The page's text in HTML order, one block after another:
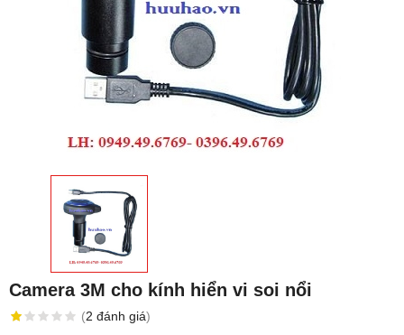
Camera 3M cho kính hiển vi soi nổi
(2 đánh giá)